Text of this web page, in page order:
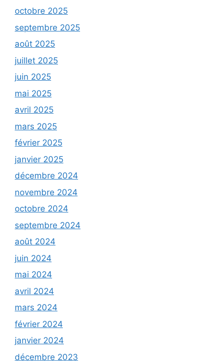
octobre 2025
septembre 2025
août 2025
juillet 2025
juin 2025
mai 2025
avril 2025
mars 2025
février 2025
janvier 2025
décembre 2024
novembre 2024
octobre 2024
septembre 2024
août 2024
juin 2024
mai 2024
avril 2024
mars 2024
février 2024
janvier 2024
décembre 2023